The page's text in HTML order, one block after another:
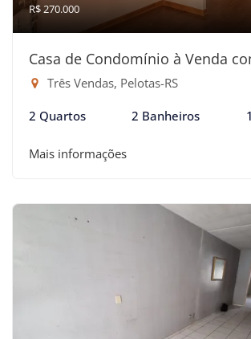
R$ 270.000
Casa de Condomínio à Venda
Três Vendas, Pelotas-RS
2 Quartos 2 Banheiros
Mais informações